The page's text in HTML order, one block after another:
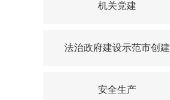
机关党建
法治政府建设示范市创建
安全生产